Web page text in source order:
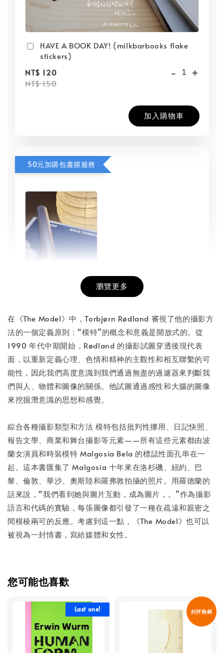
HAVE A BOOK DAY! (milkbarbooks flake
stickers)
NT$ 120
NT$ 150
- +
加入購物車
50元加購包書膜服務
書本包膜服務
NT$ 50
NT$ 100
- +
加入購物車
瀏覽更多
在《The Model》中，Torbjørn Rødland 審視了他的攝影方
法的一個定義原則：“模特”的概念和意義是開放式的。從
1990 年代中期開始，Rødland 的攝影試圖穿透後現代表
面，以重新定義心理、色情和精神的主觀性和相互聯繫的可
能性，因此我們高度意識到我們通過無盡的過濾器來判斷我
們與人、物體和圖像的關係。他試圖通過感性和大腦的圖像
來挖掘潛意識的思想和感覺。
綜合各種攝影類型和方法 模特包括批判性挪用、日記快照、
報告文學、商業和舞台攝影等元素——所有這些元素都由波
蘭女演員和時裝模特 Malgosia Bela 的標誌性面孔串在一
起。這本書匯集了 Malgosia 十年來在洛杉磯、紐約、巴
黎、倫敦、華沙、奧斯陸和羅弗敦拍攝的照片。用羅德蘭的
話來說，“我們看到她與圖片互動，成為圖片，。”作為攝影
語言和代碼的實驗，每張圖像都引發了一種在疏遠和親密之
間模棱兩可的反應。考慮到這一點，《The Model》也可以
被視為一封情書，寫給媒體和女性。
您可能也喜歡
Last one! 好評熱銷